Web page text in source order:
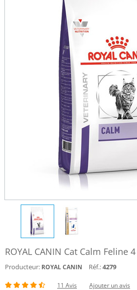
ROYAL CANIN Cat Calm Feline
Producteur: ROYAL CANIN Réf.:4279
11 Avis Ajouter un avis